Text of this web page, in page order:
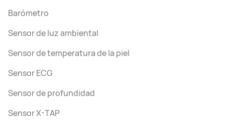
Barómetro
Sensor de luz ambiental
Sensor de temperatura de la piel
Sensor ECG
Sensor de profundidad
Sensor X-TAP